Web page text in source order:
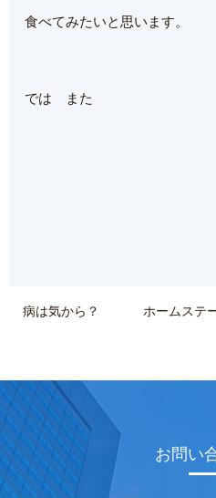
食べてみたいと思います。
では また
病は気から？ ホームステ
お問い